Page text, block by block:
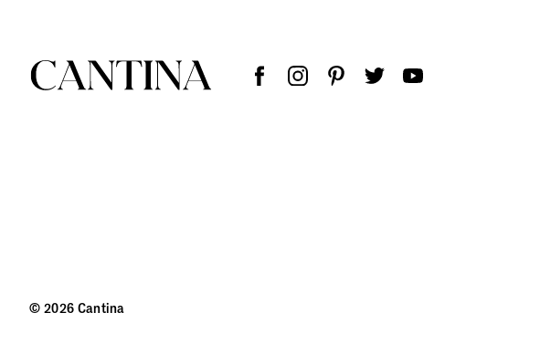
© 2026 Cantina